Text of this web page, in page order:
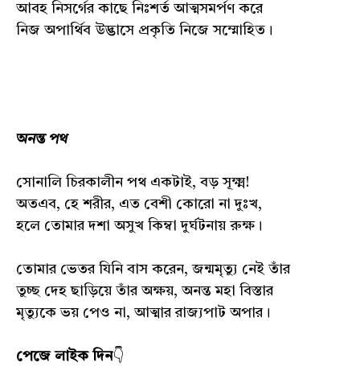
আবহ নিসর্গের কাছে নিঃশর্ত আত্মসমর্পণ করে
নিজ অপার্থিব উদ্ভাসে প্রকৃতি নিজে সম্মোহিত।
অনন্ত পথ
সোনালি চিরকালীন পথ একটাই, বড় সূক্ষ্ম!
অতএব, হে শরীর, এত বেশী কোরো না দুঃখ,
হলে তোমার দশা অসুখ কিম্বা দুর্ঘটনায় রুক্ষ।
তোমার ভেতর যিনি বাস করেন, জন্মমৃত্যু নেই তাঁর
তুচ্ছ দেহ ছাড়িয়ে তাঁর অক্ষয়, অনন্ত মহা বিস্তার
মৃত্যুকে ভয় পেও না, আত্মার রাজ্যপাট অপার।
পেজে লাইক দিন👇